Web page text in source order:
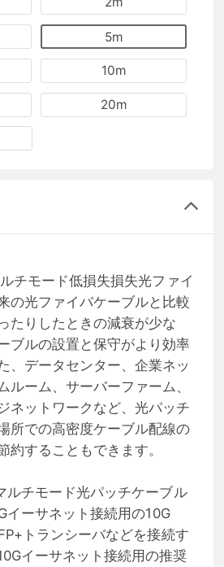
5m
10m
20m
チモード低損失損失光ファイ
の光ファイバケーブルと比較
たりしたときの減衰が少な
ブルの設置と保守がより効率
、データセンター、企業ネッ
ルーム、サーバーファーム、
ネットワークなど、光パッチ
所での高密度ケーブル配線の
約することもできます。
ルチモード光パッチケーブル
イーサネット接続用の10G
トランシーバなどを接続す
イーサネット接続用の推奨